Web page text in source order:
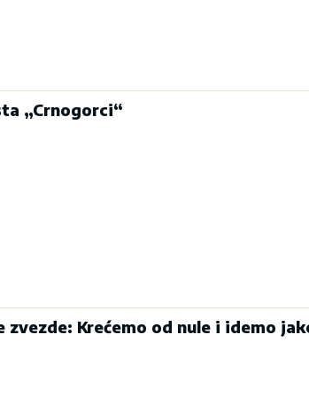
„Crnogorci“
Krećemo od nule i idemo